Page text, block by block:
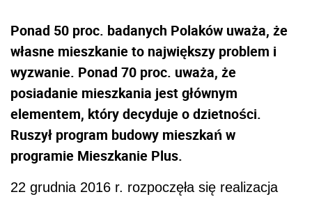
Ponad 50 proc. badanych Polaków uważa, że
własne mieszkanie to największy problem i
wyzwanie. Ponad 70 proc. uważa, że
posiadanie mieszkania jest głównym
elementem, który decyduje o dzietności.
Ruszył program budowy mieszkań w
programie Mieszkanie Plus.
22 grudnia 2016 r. rozpoczęła się realizacja